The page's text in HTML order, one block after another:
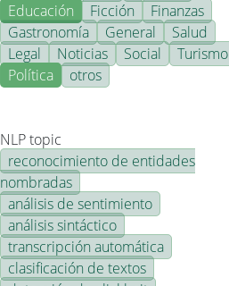
Educación
Ficción
Finanzas
Gastronomía
General
Salud
Legal
Noticias Social
Turismo
Política
otros
NLP topic
reconocimiento de entidades
nombradas
análisis de sentimiento
análisis sintáctico
transcripción automática
clasificación de textos